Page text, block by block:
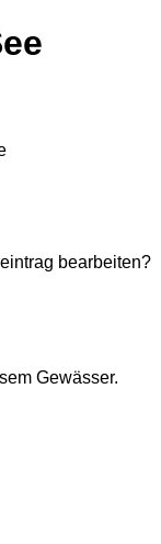
bearbeiten?
Gewässer.